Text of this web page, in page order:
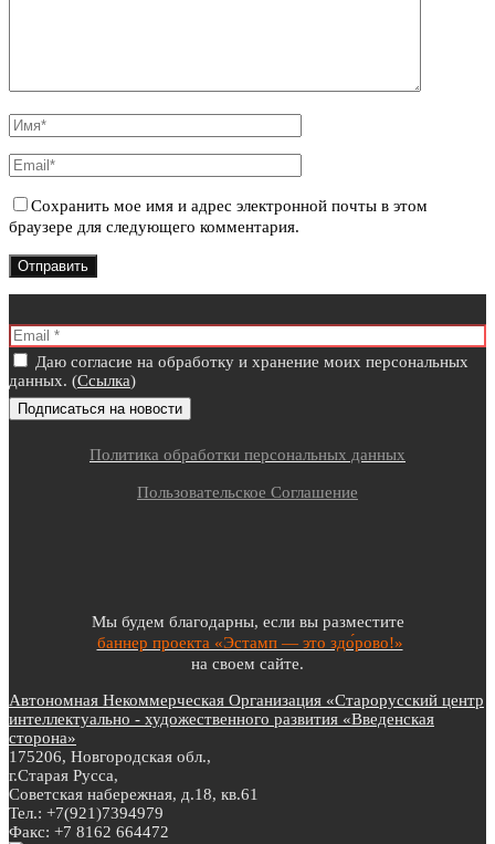
Сохранить мое имя и адрес электронной почты в этом
браузере для следующего комментария.
Даю согласие на обработку и хранение моих персональных
данных. (Ссылка)
Политика обработки персональных данных
Пользовательское Соглашение
Мы будем благодарны, если вы разместите
баннер проекта «Эстамп — это здо́рово!»
на своем сайте.
Автономная Некоммерческая Организация «Старорусский центр
интеллектуально - художественного развития «Введенская
сторона»
175206, Новгородская обл.,
г.Старая Русса,
Советская набережная, д.18, кв.61
Тел.: +7(921)7394979
Факс: +7 8162 664472